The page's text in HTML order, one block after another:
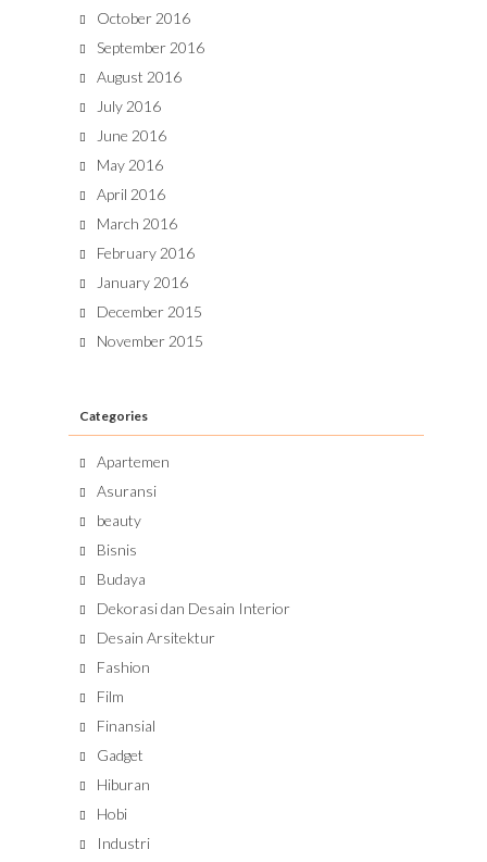
October 2016
September 2016
August 2016
July 2016
June 2016
May 2016
April 2016
March 2016
February 2016
January 2016
December 2015
November 2015
Categories
Apartemen
Asuransi
beauty
Bisnis
Budaya
Dekorasi dan Desain Interior
Desain Arsitektur
Fashion
Film
Finansial
Gadget
Hiburan
Hobi
Industri